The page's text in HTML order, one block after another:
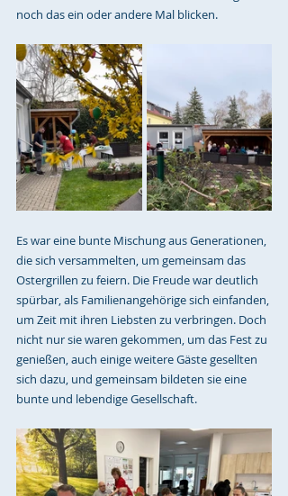
noch das ein oder andere Mal blicken.
Es war eine bunte Mischung aus Generationen,
die sich versammelten, um gemeinsam das
Ostergrillen zu feiern. Die Freude war deutlich
spürbar, als Familienangehörige sich einfanden,
um Zeit mit ihren Liebsten zu verbringen. Doch
nicht nur sie waren gekommen, um das Fest zu
genießen, auch einige weitere Gäste gesellten
sich dazu, und gemeinsam bildeten sie eine
bunte und lebendige Gesellschaft.